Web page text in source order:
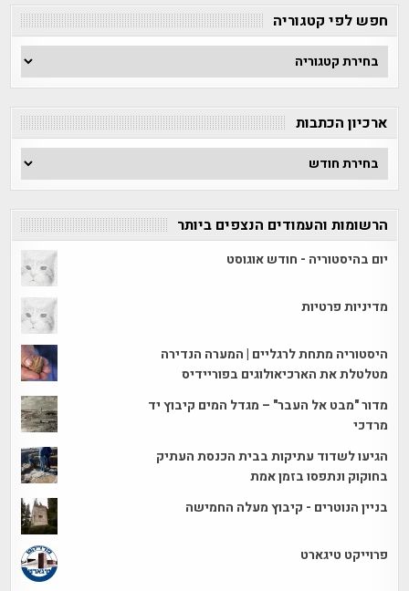
חפש לפי קטגוריה
חפש
לפי
קטגוריה
ארכיון הכתבות
ארכיון
הכתבות
הרשומות והעמודים הנצפים ביותר
יום בהיסטוריה - חודש אוגוסט
מדיניות פרטיות
היסטוריה מתחת לרגליים | המערה הנדירה
מטלטלת את הארכיאולוגים בפוריידיס
מדור "מבט אל העבר" – מגדל המים קיבוץ יד
מרדכי
הגיעו לשדוד עתיקות בבית הכנסת העתיק
בחוקוק ונתפסו בזמן אמת
בניין הנוטרים - קיבוץ מעלה החמישה
פרוייקט טיגארט